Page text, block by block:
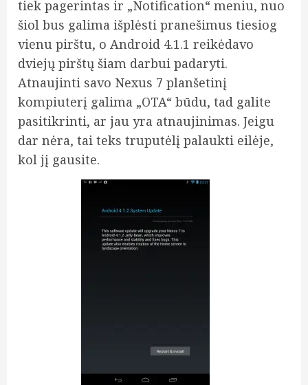
tiek pagerintas ir „Notification“ meniu, nuo
šiol bus galima išplėsti pranešimus tiesiog
vienu pirštu, o Android 4.1.1 reikėdavo
dviejų pirštų šiam darbui padaryti.
Atnaujinti savo Nexus 7 planšetinį
kompiuterį galima „OTA“ būdu, tad galite
pasitikrinti, ar jau yra atnaujinimas. Jeigu
dar nėra, tai teks truputėlį palaukti eilėje,
kol jį gausite.